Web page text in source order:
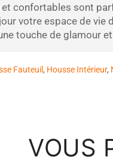
confortables sont
votre espace de vie
touche de glamour
Fauteuil , Housse Intérieur,
VOUS